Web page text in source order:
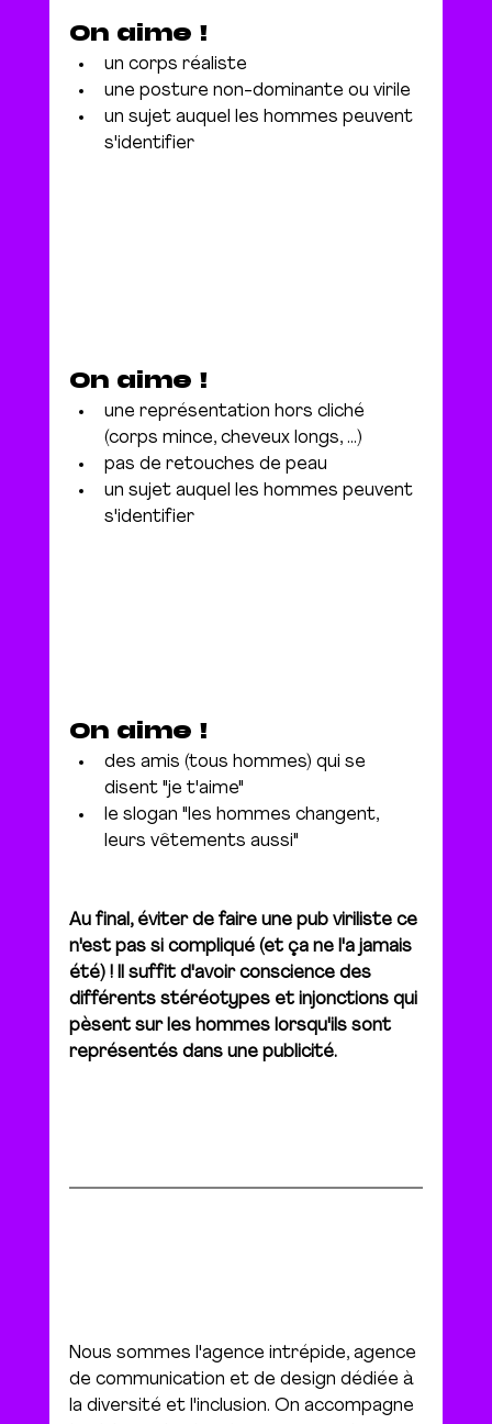
On aime !
un corps réaliste
une posture non-dominante ou virile
un sujet auquel les hommes peuvent
s'identifier
On aime !
une représentation hors cliché
(corps mince, cheveux longs, ...)
pas de retouches de peau
un sujet auquel les hommes peuvent
s'identifier
On aime !
des amis (tous hommes) qui se
disent "je t'aime"
le slogan "les hommes changent,
leurs vêtements aussi"
Au final, éviter de faire une pub viriliste ce
n'est pas si compliqué (et ça ne l'a jamais
été) ! Il suffit d'avoir conscience des
différents stéréotypes et injonctions qui
pèsent sur les hommes lorsqu'ils sont
représentés dans une publicité.
Nous sommes l'agence intrépide, agence
de communication et de design dédiée à
la diversité et l'inclusion. On accompagne